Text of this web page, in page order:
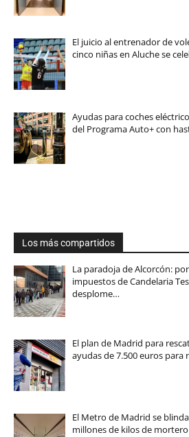
El juicio al entrenador de
cinco niñas en Aluche se
Ayudas para coches
del Programa Auto+ con
Los más compartidos
La paradoja de Alcorcón:
impuestos de Candelaria
desplome…
El plan de Madrid para
ayudas de 7.500 euros
El Metro de Madrid se
millones de kilos de